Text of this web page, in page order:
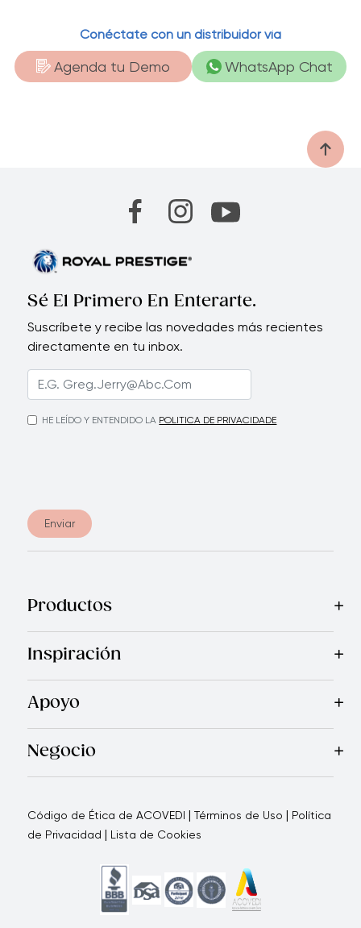
Conéctate con un distribuidor vía
Agenda tu Demo WhatsApp Chat
Sé El Primero En Enterarte.
Suscríbete y recibe las novedades más recientes
directamente en tu inbox.
HE LEÍDO Y ENTENDIDO LA POLITICA DE PRIVACIDADE
Enviar
Productos
Mas VendidosCocinaElectrodomésticosCubiertos
Inspiración
RecetasBlogRoyal TVRevista Royal PrestigePrograma
Apoyo
Garantía Royal Prestige®Quienes SomosPolítica de
Negocio
Por qué elegirnosCómo te apoyamosBlogs -
Código de Ética de ACOVEDI |Términos de Uso | Política
de Privacidad | Lista de Cookies